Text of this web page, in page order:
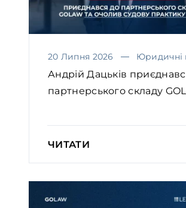
20 Липня 2026 Юридичні
Андрій Дацьків
партнерського складу
ЧИТАТИ